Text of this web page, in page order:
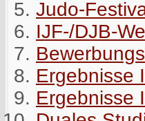
Judo-
IJF-/DJB-
Ergebnisse
Ergebnisse